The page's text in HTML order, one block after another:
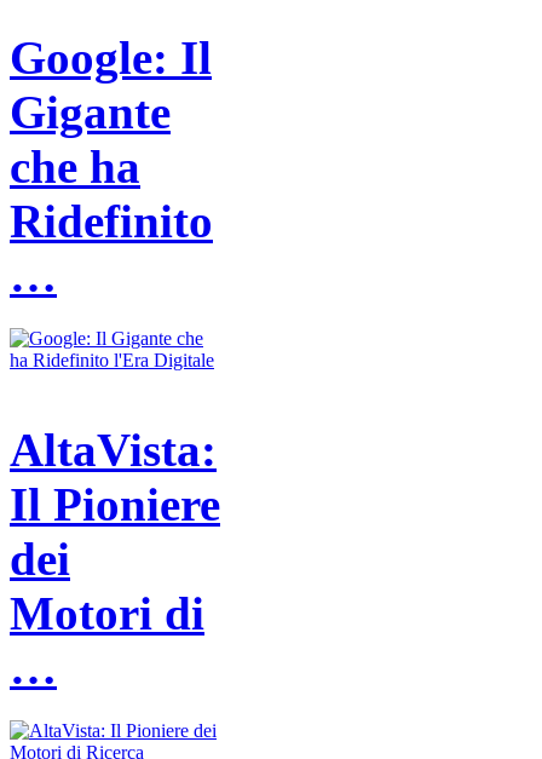
Google: Il
Gigante
che ha
Ridefinito
…
AltaVista:
Il Pioniere
dei
Motori di
…